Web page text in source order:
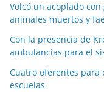
Volcó un acoplado
animales muertos y
Con la presencia de
ambulancias para el
Cuatro oferentes para
escuelas